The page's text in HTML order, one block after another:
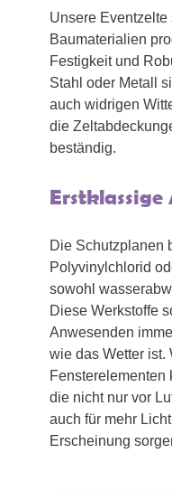
Unsere
Baumaterialien
Festigkeit und
Stahl oder Metall
auch widrigen
die
beständig.
Die Schutzplanen
Polyvinylchlorid
sowohl
Diese Werkstoffe
Anwesenden
wie das Wetter ist.
Fensterelementen
die nicht nur vor
auch für mehr
Erscheinung